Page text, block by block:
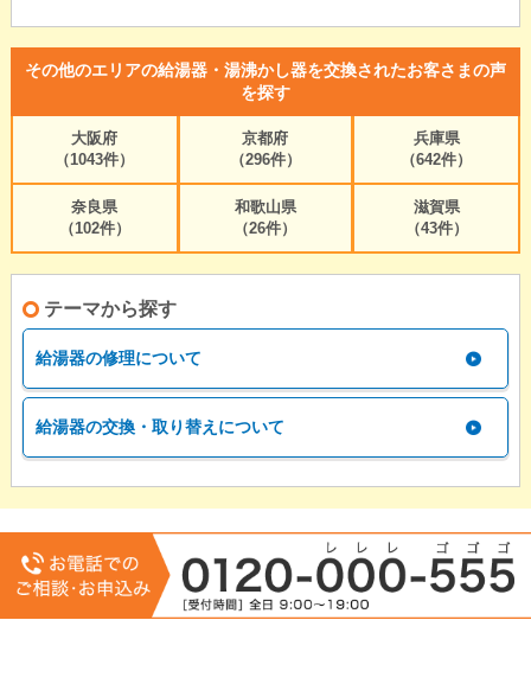
その他のエリアの給湯器・湯沸かし器を交換されたお客さまの声
を探す
大阪府
（1043件）
京都府
（296件）
兵庫県
（642件）
奈良県
（102件）
和歌山県
（26件）
滋賀県
（43件）
テーマから探す
給湯器の修理について
給湯器の交換・取り替えについて